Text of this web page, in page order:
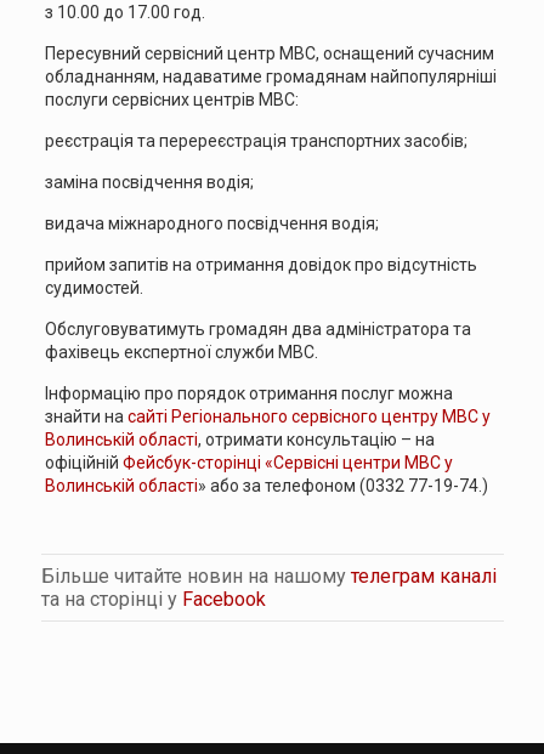
з 10.00 до 17.00 год.
Пересувний сервісний центр МВС, оснащений сучасним
обладнанням, надаватиме громадянам найпопулярніші
послуги сервісних центрів МВС:
реєстрація та перереєстрація транспортних засобів;
заміна посвідчення водія;
видача міжнародного посвідчення водія;
прийом запитів на отримання довідок про відсутність
судимостей.
Обслуговуватимуть громадян два адміністратора та
фахівець експертної служби МВС.
Інформацію про порядок отримання послуг можна
знайти насайті Регіонального сервісного центру МВС у
Волинській області, отримати консультацію – на
офіційнійФейсбук-сторінці «Сервісні центри МВС у
Волинській області» або за телефоном (0332 77-19-74.)
Більше читайте новин на нашомутелеграм каналі
та на сторінці у Facebook